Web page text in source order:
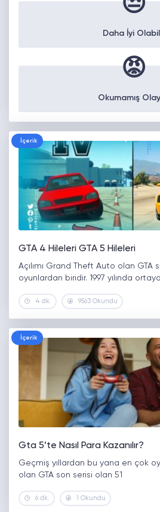
😒
Daha İyi
😡
Okumamış
İçerik
GTA 4 Hileleri GTA 5 Hileleri
Açılımı Grand Theft Auto olan
oyunlardan biridir. 1997 yılında ortaya
4 dk. 9563 Okundu
İçerik
Gta 5’te Nasıl Para Kazanılır?
Geçmiş yıllardan bu yana en çok
olan GTA son serisi olan 51
6 dk. 1 Okundu